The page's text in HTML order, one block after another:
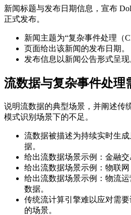
新闻标题与发布日期信息，宣布
正式发布。
新闻主题为“复杂事件处理（
页面给出该新闻的发布日期。
发布信息以新闻公告形式呈现
流数据与复杂事件处理
说明流数据的典型场景，并阐述传
模式识别场景下的不足。
流数据被描述为持续实时生
据。
给出流数据场景示例：金融交
给出流数据场景示例：物联网
给出流数据场景示例：物流
数据。
传统流计算引擎难以应对需
的场景。